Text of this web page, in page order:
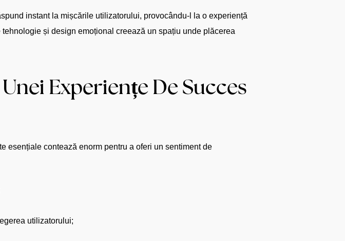
instant la mișcările utilizatorului, provocându-l la o experiență
și design emoțional creează un spațiu unde plăcerea
Experiențe De Succes
esențiale contează enorm pentru a oferi un sentiment de
utilizatorului;